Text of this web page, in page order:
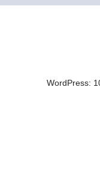
WordPress: